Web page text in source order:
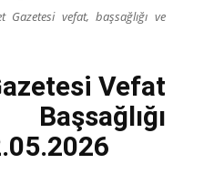
vefat, başsağlığı ve
Vefat